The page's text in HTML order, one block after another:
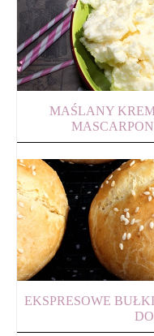
MAŚLANY
EKSPRESOWE